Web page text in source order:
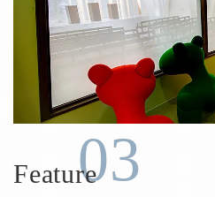
Feature03